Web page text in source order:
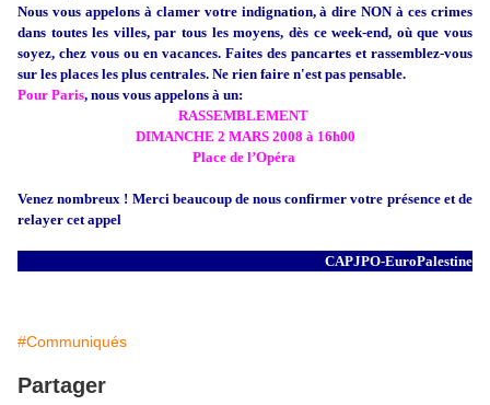
Nous vous appelons à clamer votre indignation, à dire NON à ces crimes
dans toutes les villes, par tous les moyens, dès ce week-end, où que vous
soyez, chez vous ou en vacances. Faites des pancartes et rassemblez-vous
sur les places les plus centrales. Ne rien faire n'est pas pensable.
Pour Paris, nous vous appelons à un:
RASSEMBLEMENT
DIMANCHE 2 MARS 2008 à 16h00
Place de l’Opéra
Venez nombreux ! Merci beaucoup de nous confirmer votre présence et de
relayer cet appel
CAPJPO-EuroPalestine
#Communiqués
Partager